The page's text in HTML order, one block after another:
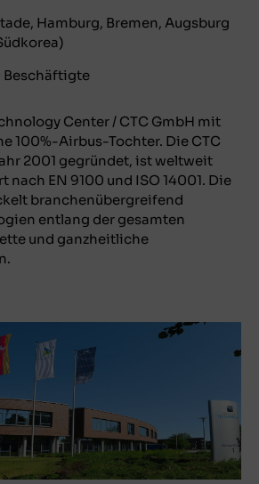
Hamburg, Bremen, Augsburg
Beschäftigte
Center / CTC GmbH mit
100%-Airbus-Tochter. Die CTC
2001 gegründet, ist weltweit
EN 9100 und ISO 14001. Die
branchenübergreifend
entlang der gesamten
und ganzheitliche